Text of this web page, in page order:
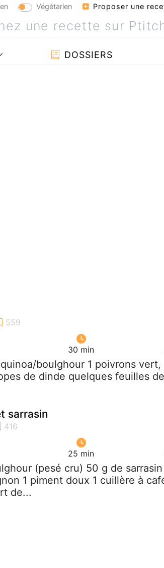
Végétarien Proposer une
DOSSIERS
30 min
boulghour 1 poivrons vert,
de dinde quelques feuilles de
sarrasin
25 min
(pesé cru) 50 g de
1 piment doux 1 cuillère à
de...